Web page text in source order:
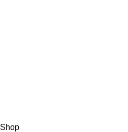
Shop